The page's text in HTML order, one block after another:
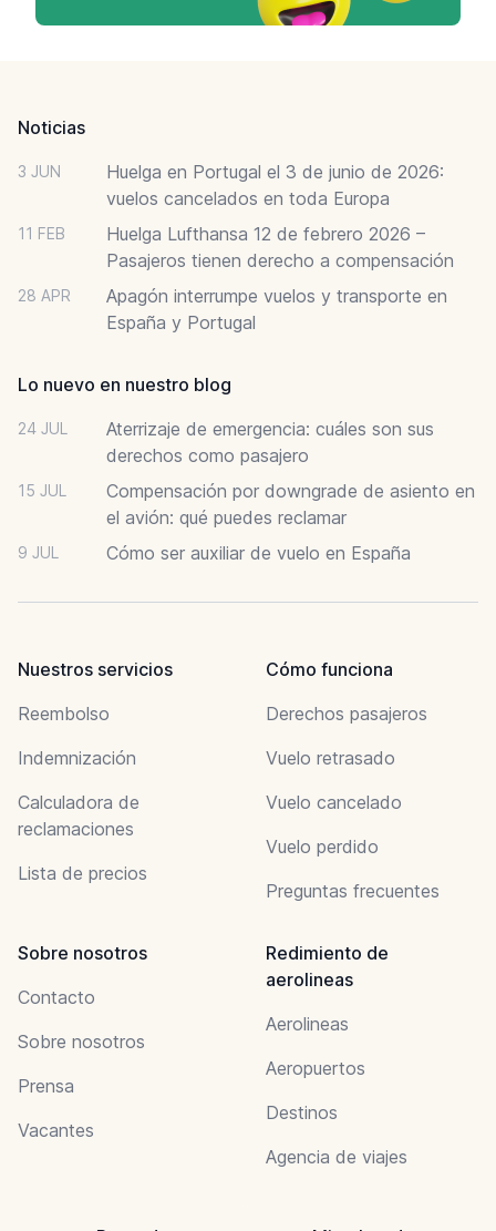
Noticias
3 JUN
Huelga en Portugal el 3 de junio de 2026:
vuelos cancelados en toda Europa
11 FEB
Huelga Lufthansa 12 de febrero 2026 –
Pasajeros tienen derecho a compensación
28 APR
Apagón interrumpe vuelos y transporte en
España y Portugal
Lo nuevo en nuestro blog
24 JUL
Aterrizaje de emergencia: cuáles son sus
derechos como pasajero
15 JUL
Compensación por downgrade de asiento en
el avión: qué puedes reclamar
9 JUL Cómo ser auxiliar de vuelo en España
Nuestros servicios
Reembolso
Indemnización
Calculadora de
reclamaciones
Lista de precios
Cómo funciona
Derechos pasajeros
Vuelo retrasado
Vuelo cancelado
Vuelo perdido
Preguntas frecuentes
Sobre nosotros
Contacto
Sobre nosotros
Prensa
Vacantes
Redimiento de
aerolineas
Aerolineas
Aeropuertos
Destinos
Agencia de viajes